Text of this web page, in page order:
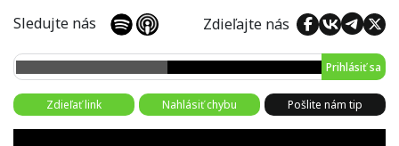
Sledujte nás Zdieľajte nás
Prihlásiť sa
Zdieľať link Nahlásiť chybu Pošlite nám tip